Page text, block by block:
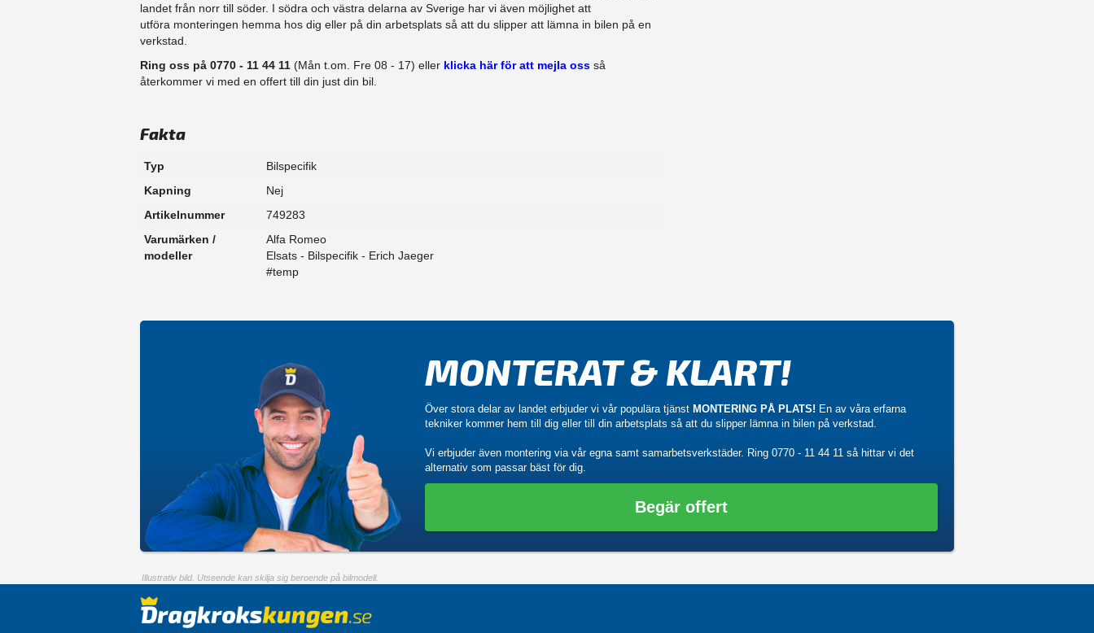
Illustrativ bild. Utseende kan skilja sig beroende på bilmodell.
landet från norr till söder. I södra och västra delarna av Sverige har vi även möjlighet att
​utföra monteringen hemma hos dig eller på din arbetsplats så att du slipper att lämna in bilen på en
verkstad.
Ring oss på 0770 - 11 44 11 (Mån t.om. Fre 08 - 17) eller klicka här för att mejla oss så
återkommer vi med en offert till din just din bil.
Fakta
Typ
Bilspecifik
Kapning
Nej
Artikelnummer
749283
Varumärken /
modeller
Alfa Romeo
Elsats - Bilspecifik - Erich Jaeger
#temp
MONTERAT & KLART!
Över stora delar av landet erbjuder vi vår populära tjänst MONTERING PÅ PLATS! En av våra erfarna
tekniker kommer hem till dig eller till din arbetsplats så att du slipper lämna in bilen på verkstad.
Vi erbjuder även montering via vår egna samt samarbetsverkstäder. Ring 0770 - 11 44 11 så hittar vi det
alternativ som passar bäst för dig.
Begär offert